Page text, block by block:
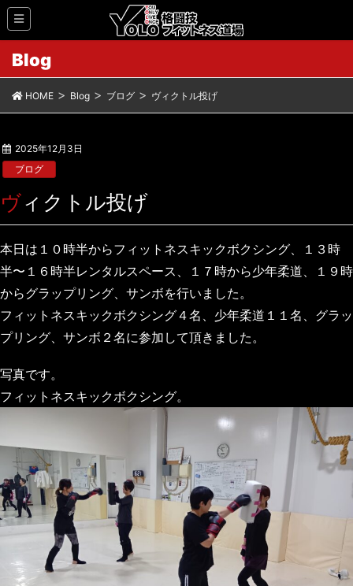
Blog
HOME Blog ブログ ヴィクトル投げ
2025年12月3日
ブログ
ヴィクトル投げ
本日は１０時半からフィットネスキックボクシング、１３時
半〜１６時半レンタルスペース、１７時から少年柔道、１９時
からグラップリング、サンボを行いました。
フィットネスキックボクシング４名、少年柔道１１名、グラッ
プリング、サンボ２名に参加して頂きました。
写真です。
フィットネスキックボクシング。